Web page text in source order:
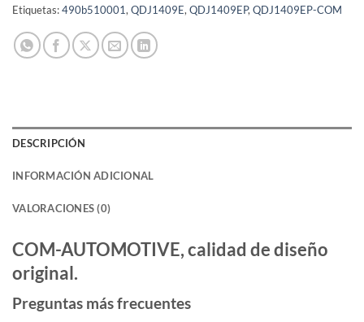
Etiquetas:490b510001, QDJ1409E, QDJ1409EP, QDJ1409EP-COM
DESCRIPCIÓN
INFORMACIÓN ADICIONAL
VALORACIONES (0)
COM-AUTOMOTIVE, calidad de diseño
original.
Preguntas más frecuentes